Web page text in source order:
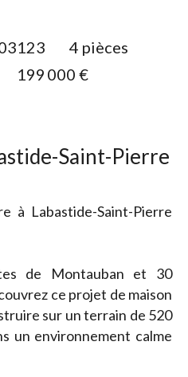
4 pièces
199 000 €
Saint-Pierre
à Labastide-Saint-Pierre
de Montauban et 30
ce projet de maison
sur un terrain de 520
un environnement calme